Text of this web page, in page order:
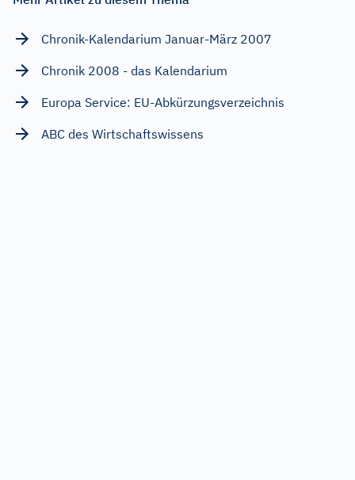
Chronik-Kalendarium Januar-März 2007
Chronik 2008 - das Kalendarium
Europa Service: EU-Abkürzungsverzeichnis
ABC des Wirtschaftswissens